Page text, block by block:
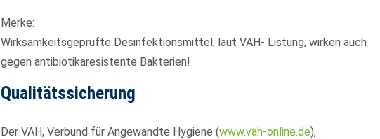
Merke:
Wirksamkeitsgeprüfte Desinfektionsmittel, laut VAH- Listung, wirken auch
gegen antibiotikaresistente Bakterien!
Qualitätssicherung
Der VAH, Verbund für Angewandte Hygiene (www.vah-online.de),